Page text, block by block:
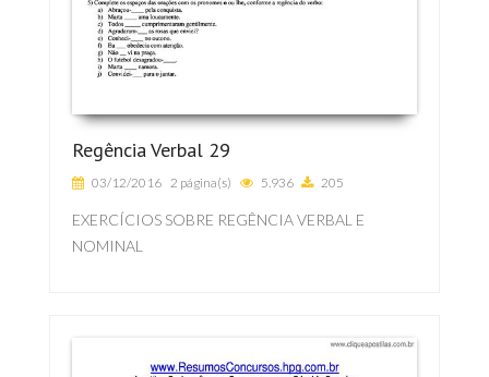
Regência Verbal 29
03/12/2016 2 página(s) 5.936 205
EXERCÍCIOS SOBRE REGÊNCIA VERBAL E
NOMINAL